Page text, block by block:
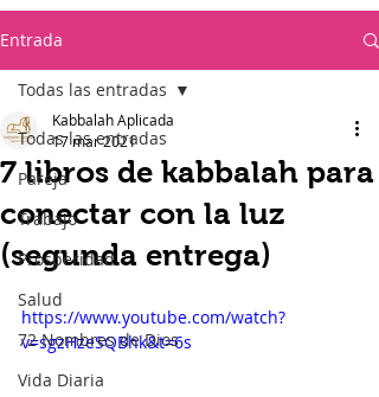
Entrada
Todas las entradas
Pareja
Trabajo
Prosperidad
Salud
72 Nombres de Dios
Vida Diaria
Todas las entradas
7 libros de kabbalah para
conectar con la luz
(segunda entrega)
Kabbalah Aplicada
17 mar 2021
https://www.youtube.com/watch?
v=sgzHzeSQBhk&t=6s